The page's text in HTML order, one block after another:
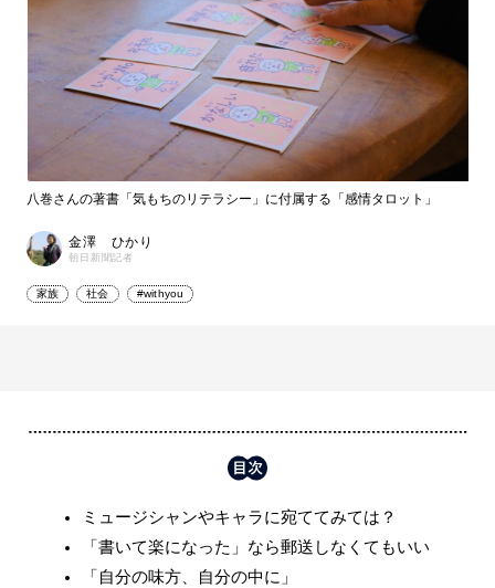
八巻さんの著書「気もちのリテラシー」に付属する「感情タロット」
金澤 ひかり
朝日新聞記者
家族 社会 #withyou
ミュージシャンやキャラに宛ててみては？
「書いて楽になった」なら郵送しなくてもいい
「自分の味方、自分の中に」